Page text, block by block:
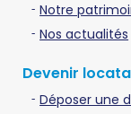
Notre
Nos actualités
Devenir
Déposer une